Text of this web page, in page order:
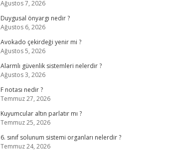
Ağustos 7, 2026
Duygusal önyargı nedir ?
Ağustos 6, 2026
Avokado çekirdeği yenir mi ?
Ağustos 5, 2026
Alarmlı güvenlik sistemleri nelerdir ?
Ağustos 3, 2026
F notası nedir ?
Temmuz 27, 2026
Kuyumcular altın parlatır mı ?
Temmuz 25, 2026
6. sınıf solunum sistemi organları nelerdir ?
Temmuz 24, 2026